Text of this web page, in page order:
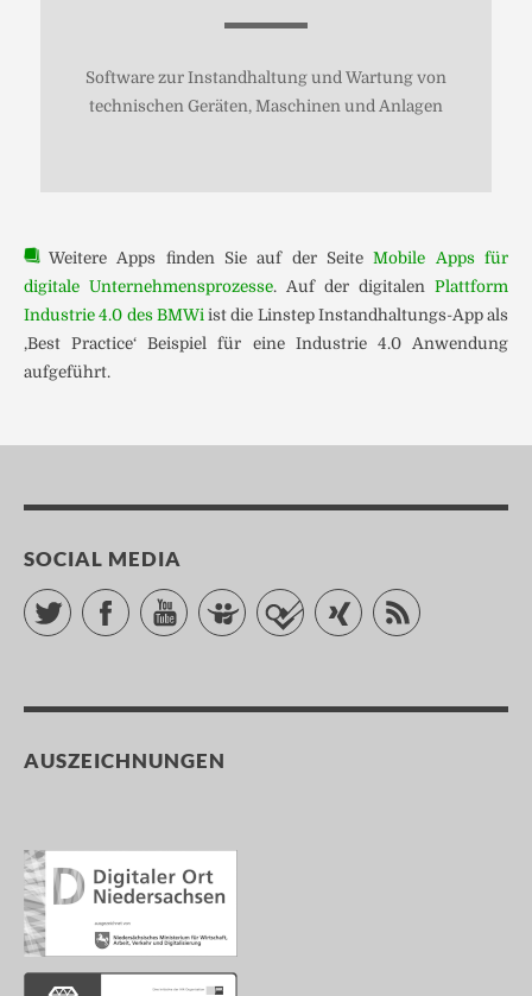
Software zur Instandhaltung und Wartung von
technischen Geräten, Maschinen und Anlagen
Weitere Apps finden Sie auf der SeiteMobile Apps für
digitale Unternehmensprozesse. Auf der digitalen Plattform
Industrie 4.0 des BMWiist die Linstep Instandhaltungs-App als
‚Best Practice‘ Beispiel für eine Industrie 4.0 Anwendung
aufgeführt.
SOCIAL MEDIA
Twitter Facebook YouTube Slideshare FoursquareXing
AUSZEICHNUNGEN